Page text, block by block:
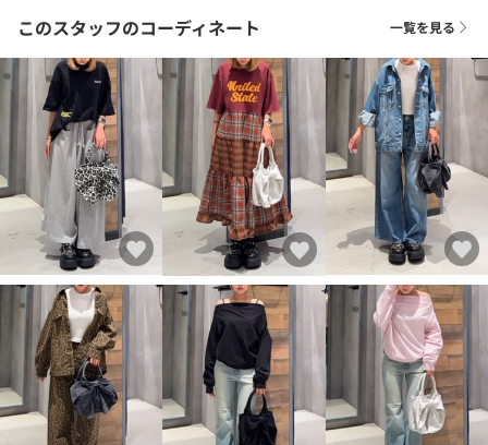
このスタッフのコーディネート 一覧を見る